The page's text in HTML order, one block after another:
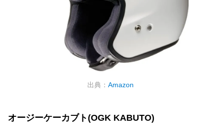
出典： Amazon
オージーケーカブト(OGK KABUTO)